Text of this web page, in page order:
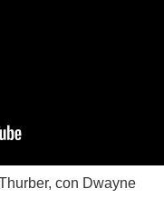
con Dwayne